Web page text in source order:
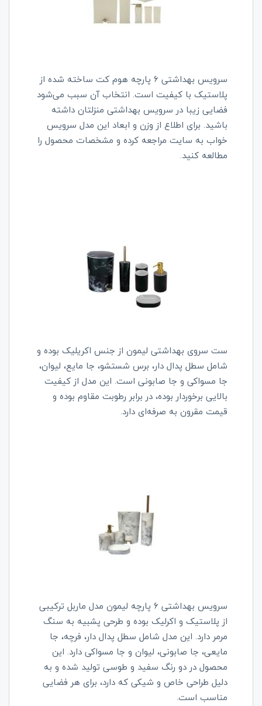
سرویس بهداشتی 6 پارچه هوم کت ساخته شده از
پلاستیک با کیفیت است. انتخاب آن سبب می‌شود
فضایی زیبا در سرویس بهداشتی منزلتان داشته
باشید. برای اطلاع از وزن و ابعاد این مدل سرویس
خواب به سایت مراجعه کرده و مشخصات محصول را
مطالعه کنید.
ست سروی بهداشتی لیمون از جنس اکریلیک بوده و
شامل سطل پدال دار، برس شستشو، جا مایع، لیوان،
جا مسواکی و جا صابونی است. این مدل از کیفیت
بالایی برخوردار بوده، در برابر رطوبت مقاوم بوده و
قیمت مقرون به صرفه‌ای دارد.
سرویس بهداشتی 6 پارچه لیمون مدل ماربل ترکیبی
از پلاستیک و اکرلیک بوده و طرحی پشبیه به سنگ
مرمر دارد. این مدل شامل سطل پدال دار، فرچه، جا
مایعی، جا صابونی، لیوان و جا مسواکی دارد. این
محصول در دو رنگ سفید و طوسی تولید شده و به
دلیل طراحی خاص و شیکی که دارد، برای هر فضایی
مناسب است.